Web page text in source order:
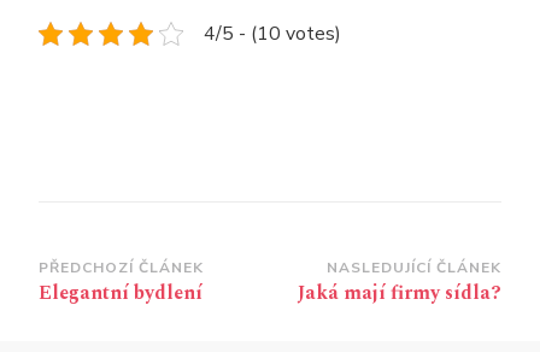
4/5 - (10 votes)
Navigace
příspěvku
PŘEDCHOZÍ ČLÁNEK
Elegantní bydlení
NASLEDUJÍCÍ ČLÁNEK
Jaká mají firmy sídla?